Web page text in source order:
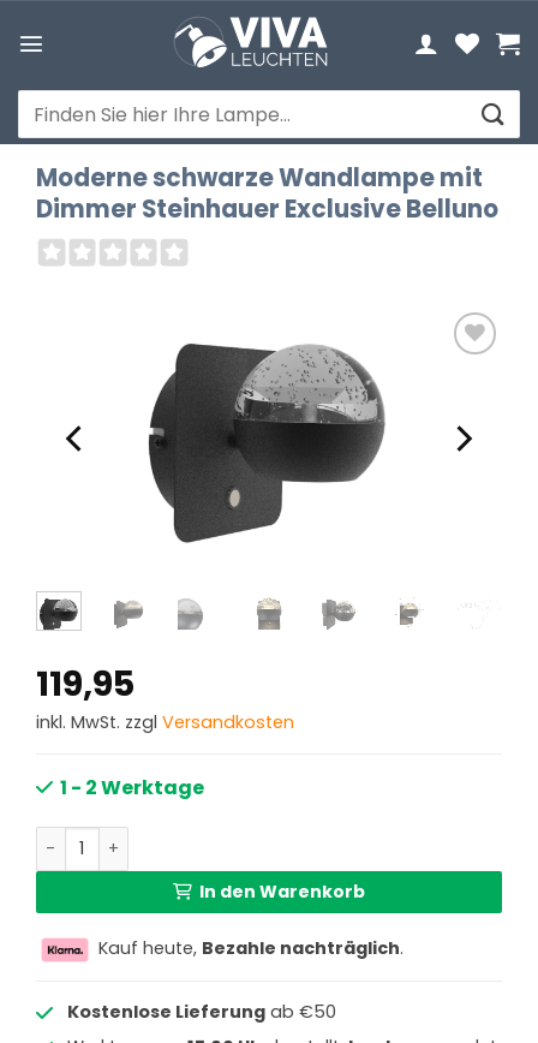
Inhalt
Suchen
nach:
Moderne schwarze Wandlampe mit
Dimmer Steinhauer Exclusive Belluno
119,95
inkl. MwSt. zzgl Versandkosten
1 - 2 Werktage
Moderne schwarze Wandlampe mit Dimmer Steinhauer
In den Warenkorb
Kauf heute, Bezahle nachträglich.
Kostenlose Lieferungab €50